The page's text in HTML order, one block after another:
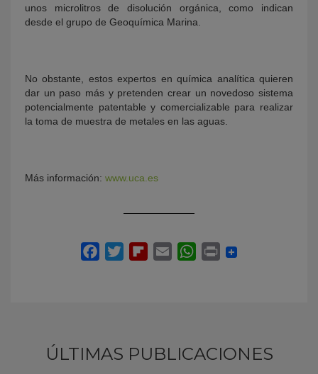
unos microlitros de disolución orgánica, como indican
desde el grupo de Geoquímica Marina.
No obstante, estos expertos en química analítica quieren
dar un paso más y pretenden crear un novedoso sistema
potencialmente patentable y comercializable para realizar
la toma de muestra de metales en las aguas.
Más información: www.uca.es
ÚLTIMAS PUBLICACIONES